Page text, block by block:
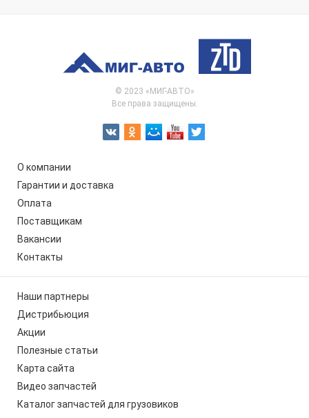
© 2023 «МИГ-АВТО»
Все права защищены.
О компании
Гарантии и доставка
Оплата
Поставщикам
Вакансии
Контакты
Наши партнеры
Дистрибьюция
Акции
Полезные статьи
Карта сайта
Видео запчастей
Каталог запчастей для грузовиков